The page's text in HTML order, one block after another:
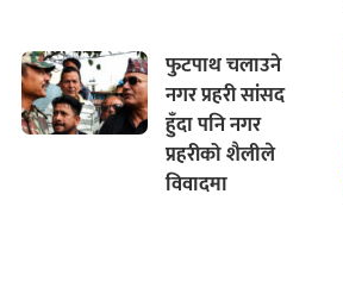
फुटपाथ चलाउने
नगर प्रहरी सांसद
हुँदा पनि नगर
प्रहरीको शैलीले
विवादमा